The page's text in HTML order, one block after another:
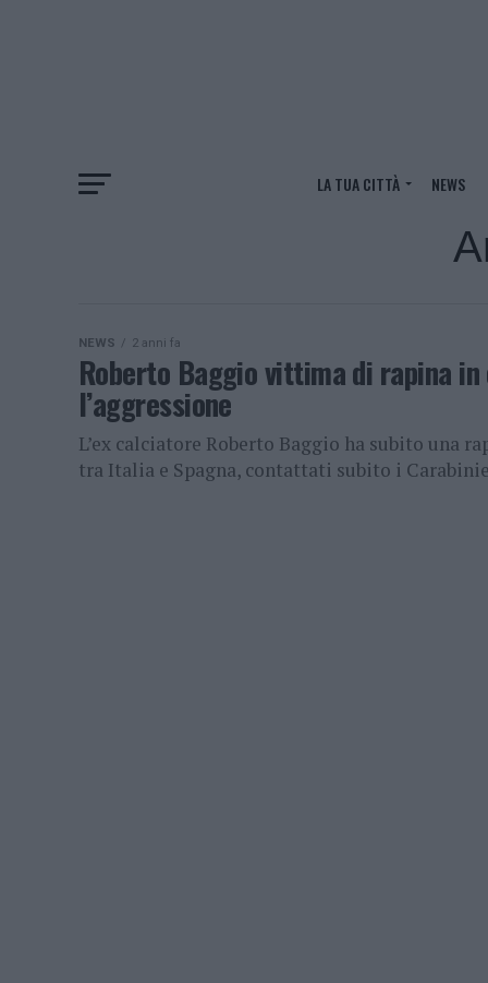
LA TUA CITTÀ NEWS
NEWS 2 anni fa
Roberto Baggio vittima di rapina
l’aggressione
L’ex calciatore Roberto Baggio ha subito una
tra Italia e Spagna, contattati subito i